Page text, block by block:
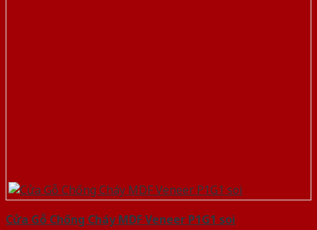
Cửa Gỗ Chống Cháy MDF Veneer P1G1 soi